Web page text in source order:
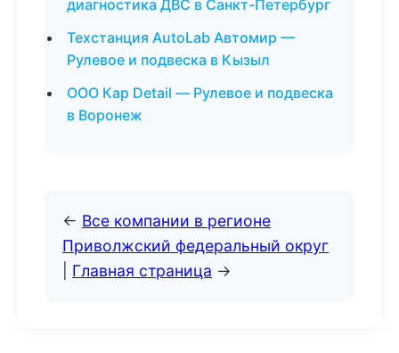
диагностика ДВС в Санкт-Петербург
Техстанция AutoLab Автомир —
Рулевое и подвеска в Кызыл
ООО Кар Detail — Рулевое и подвеска
в Воронеж
← Все компании в регионе
Приволжский федеральный округ
Главная страница →